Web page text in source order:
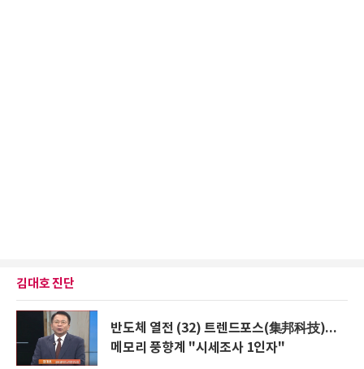
김대호 진단
반도체 열전 (32) 트렌드포스(集邦科技)...
메모리 풍향계 "시세조사 1인자"